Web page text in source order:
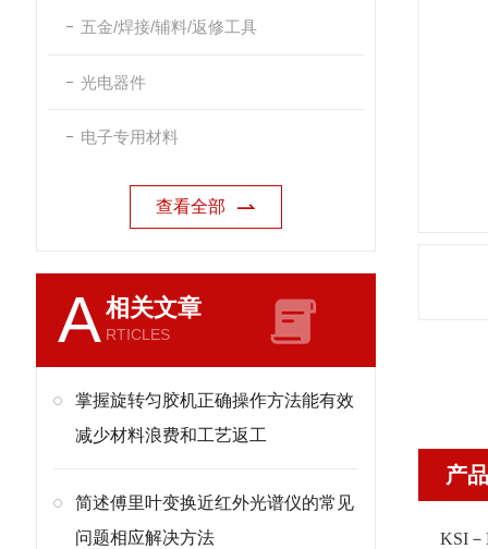
五金/焊接/辅料/返修工具
光电器件
电子专用材料
查看全部
A相关文章
RTICLES
掌握旋转匀胶机正确操作方法能有效
减少材料浪费和工艺返工
简述傅里叶变换近红外光谱仪的常见
问题相应解决方法
产
KSI